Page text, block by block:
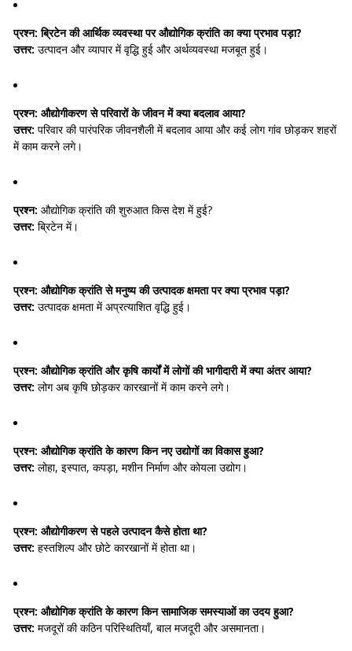
प्रश्न: ब्रिटेन की आर्थिक व्यवस्था पर औद्योगिक क्रांति का क्या प्रभाव पड़ा?
उत्तर: उत्पादन और व्यापार में वृद्धि हुई और अर्थव्यवस्था मजबूत हुई।
प्रश्न: औद्योगीकरण से परिवारों के जीवन में क्या बदलाव आया?
उत्तर: परिवार की पारंपरिक जीवनशैली में बदलाव आया और कई लोग गांव छोड़कर शहरों
में काम करने लगे।
प्रश्न: औद्योगिक क्रांति की शुरुआत किस देश में हुई?
उत्तर: ब्रिटेन में।
प्रश्न: औद्योगिक क्रांति से मनुष्य की उत्पादक क्षमता पर क्या प्रभाव पड़ा?
उत्तर: उत्पादक क्षमता में अप्रत्याशित वृद्धि हुई।
प्रश्न: औद्योगिक क्रांति और कृषि कार्यों में लोगों की भागीदारी में क्या अंतर आया?
उत्तर: लोग अब कृषि छोड़कर कारखानों में काम करने लगे।
प्रश्न: औद्योगिक क्रांति के कारण किन नए उद्योगों का विकास हुआ?
उत्तर: लोहा, इस्पात, कपड़ा, मशीन निर्माण और कोयला उद्योग।
प्रश्न: औद्योगीकरण से पहले उत्पादन कैसे होता था?
उत्तर: हस्तशिल्प और छोटे कारखानों में होता था।
प्रश्न: औद्योगिक क्रांति के कारण किन सामाजिक समस्याओं का उदय हुआ?
उत्तर: मजदूरों की कठिन परिस्थितियाँ, बाल मजदूरी और असमानता।